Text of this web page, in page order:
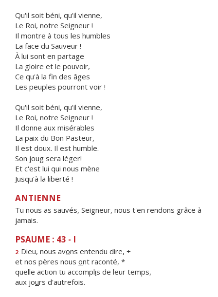
Qu'il soit béni, qu'il vienne,
Le Roi, notre Seigneur !
Il montre à tous les humbles
La face du Sauveur !
À lui sont en partage
La gloire et le pouvoir,
Ce qu'à la fin des âges
Les peuples pourront voir !
Qu'il soit béni, qu'il vienne,
Le Roi, notre Seigneur !
Il donne aux misérables
La paix du Bon Pasteur,
Il est doux. Il est humble.
Son joug sera léger!
Et c'est lui qui nous mène
Jusqu'à la liberté !
ANTIENNE
Tu nous as sauvés, Seigneur, nous t'en rendons grâce à
jamais.
PSAUME : 43 - I
2 Dieu, nous avons entendu dire, +
et nos pères nous ont raconté, *
quelle action tu accomplis de leur temps,
aux jours d'autrefois.